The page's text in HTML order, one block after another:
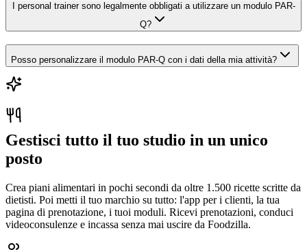
I personal trainer sono legalmente obbligati a utilizzare un modulo PAR-
Q?
Posso personalizzare il modulo PAR-Q con i dati della mia attività?
Gestisci tutto il tuo studio in un unico
posto
Crea piani alimentari in pochi secondi da oltre 1.500 ricette scritte da
dietisti. Poi metti il tuo marchio su tutto: l'app per i clienti, la tua
pagina di prenotazione, i tuoi moduli. Ricevi prenotazioni, conduci
videoconsulenze e incassa senza mai uscire da Foodzilla.